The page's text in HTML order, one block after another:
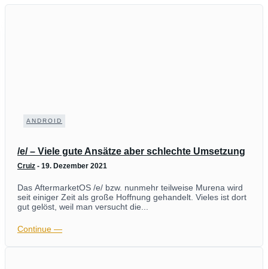
ANDROID
/e/ – Viele gute Ansätze aber schlechte Umsetzung
Cruiz - 19. Dezember 2021
Das AftermarketOS /e/ bzw. nunmehr teilweise Murena wird
seit einiger Zeit als große Hoffnung gehandelt. Vieles ist dort
gut gelöst, weil man versucht die...
Continue ―